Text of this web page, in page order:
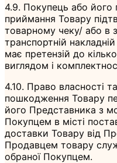
4.9. Покупець або його
приймання Товару
товарному чеку/ або в
транспортній
має претензій до
виглядом і
4.10. Право власності
пошкодження Товару
його Представника з
Покупцем в місті
доставки Товару від
Продавцем товару
обраної Покупцем.